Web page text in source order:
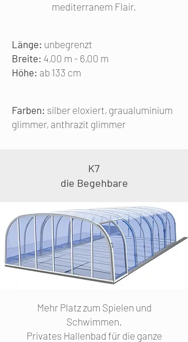
mediterranem Flair.
Länge: unbegrenzt
Breite: 4,00 m - 6,00 m
Höhe: ab 133 cm
Farben: silber eloxiert, graualuminium
glimmer, anthrazit glimmer
K7
die Begehbare
Mehr Platz zum Spielen und
Schwimmen.
Privates Hallenbad für die ganze